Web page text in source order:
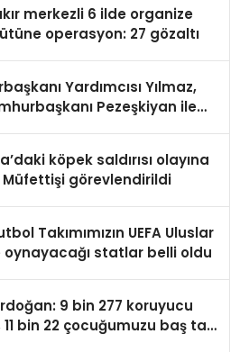
merkezli 6 ilde organize
operasyon: 27 gözaltı
Yardımcısı Yılmaz,
Pezeşkiyan ile
köpek saldırısı olayına
Müfettişi görevlendirildi
Takımımızın UEFA Uluslar
oynayacağı statlar belli oldu
9 bin 277 koruyucu
bin 22 çocuğumuzu baş tacı